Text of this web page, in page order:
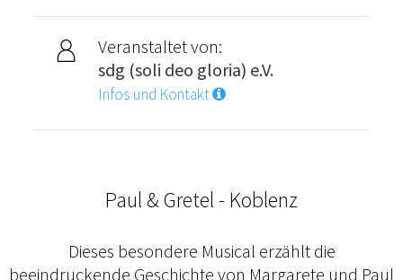
Veranstaltet von:
sdg (soli deo gloria) e.V.
Infos und Kontakt
Paul & Gretel - Koblenz
Dieses besondere Musical erzählt die
beeindruckende Geschichte von Margarete und Paul